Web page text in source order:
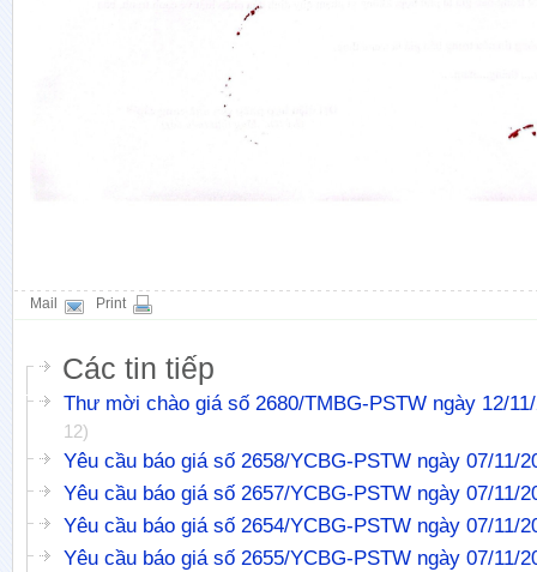
Mail Print
Các tin tiếp
Thư mời chào giá số 2680/TMBG-PSTW ngày 12/
12)
Yêu cầu báo giá số 2658/YCBG-PSTW ngày 07/11/
Yêu cầu báo giá số 2657/YCBG-PSTW ngày 07/11/
Yêu cầu báo giá số 2654/YCBG-PSTW ngày 07/11/
Yêu cầu báo giá số 2655/YCBG-PSTW ngày 07/11/